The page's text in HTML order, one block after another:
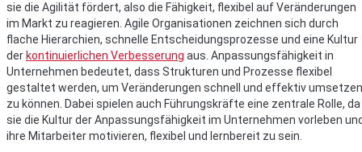
sie die Agilität fördert, also die Fähigkeit, flexibel auf Veränderungen
im Markt zu reagieren. Agile Organisationen zeichnen sich durch
flache Hierarchien, schnelle Entscheidungsprozesse und eine Kultur
der kontinuierlichen Verbesserung aus. Anpassungsfähigkeit in
Unternehmen bedeutet, dass Strukturen und Prozesse flexibel
gestaltet werden, um Veränderungen schnell und effektiv umsetzen
zu können. Dabei spielen auch Führungskräfte eine zentrale Rolle, da
sie die Kultur der Anpassungsfähigkeit im Unternehmen vorleben
ihre Mitarbeiter motivieren, flexibel und lernbereit zu sein.